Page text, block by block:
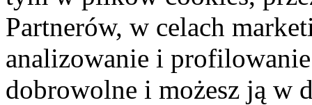
Partnerów, w celach
analizowanie i
dobrowolne i możesz ją w